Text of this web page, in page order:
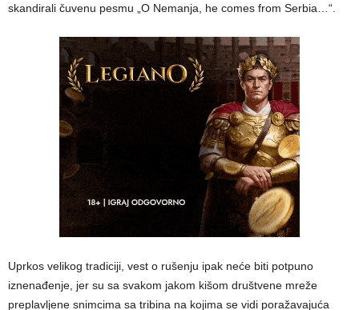
skandirali čuvenu pesmu „O Nemanja, he comes from Serbia…“.
Uprkos velikog tradiciji, vest o rušenju ipak neće biti potpuno
iznenađenje, jer su sa svakom jakom kišom društvene mreže
preplavljene snimcima sa tribina na kojima se vidi poražavajuća